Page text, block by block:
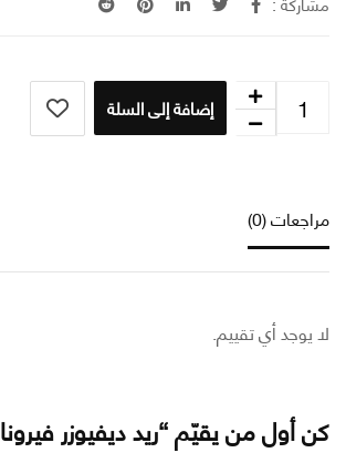
إضافة إلى السلة
(0)
أي تقييم.
من يقيّم “ريد ديفيوزر فيرونا –